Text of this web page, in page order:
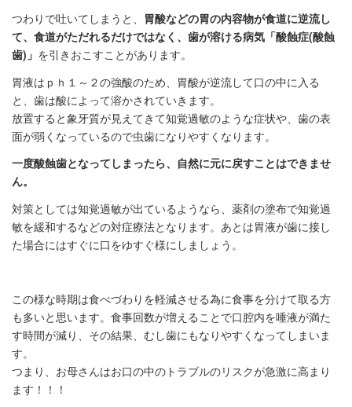
つわりで吐いてしまうと、 胃酸などの胃の内容物が食道に逆流し
て、食道がただれるだけではなく、歯が溶ける病気「酸蝕症(酸蝕
歯)」 を引きおこすことがあります。
胃液はｐｈ１～２の強酸のため、胃酸が逆流して口の中に入る
と、歯は酸によって溶かされていきます。
放置すると象牙質が見えてきて知覚過敏のような症状や、歯の表
面が弱くなっているので虫歯になりやすくなります。
一度酸蝕歯となってしまったら、自然に元に戻すことはできませ
ん。
対策としては知覚過敏が出ているようなら、薬剤の塗布で知覚過
敏を緩和するなどの対症療法となります。あとは胃液が歯に接し
た場合にはすぐに口をゆすぐ様にしましょう。
この様な時期は食べづわりを軽減させる為に食事を分けて取る方
も多いと思います。食事回数が増えることで口腔内を唾液が満た
す時間が減り、その結果、むし歯にもなりやすくなってしまいま
す。
つまり、お母さんはお口の中のトラブルのリスクが急激に高まり
ます！！！